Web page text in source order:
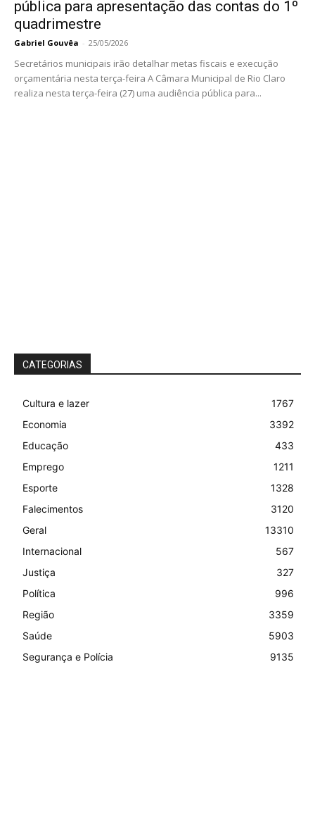
pública para apresentação das contas do 1º
quadrimestre
Gabriel Gouvêa - 25/05/2026
Secretários municipais irão detalhar metas fiscais e execução
orçamentária nesta terça-feira A Câmara Municipal de Rio Claro
realiza nesta terça-feira (27) uma audiência pública para...
CATEGORIAS
Cultura e lazer
1767
Economia
3392
Educação
433
Emprego
1211
Esporte
1328
Falecimentos
3120
Geral
13310
Internacional
567
Justiça
327
Política
996
Região
3359
Saúde
5903
Segurança e Polícia
9135